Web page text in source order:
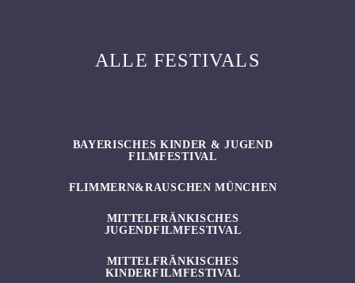
ALLE FESTIVALS
BAYERISCHES KINDER & JUGEND
FILMFESTIVAL
FLIMMERN&RAUSCHEN MÜNCHEN
MITTELFRÄNKISCHES
JUGENDFILMFESTIVAL
MITTELFRÄNKISCHES
KINDERFILMFESTIVAL